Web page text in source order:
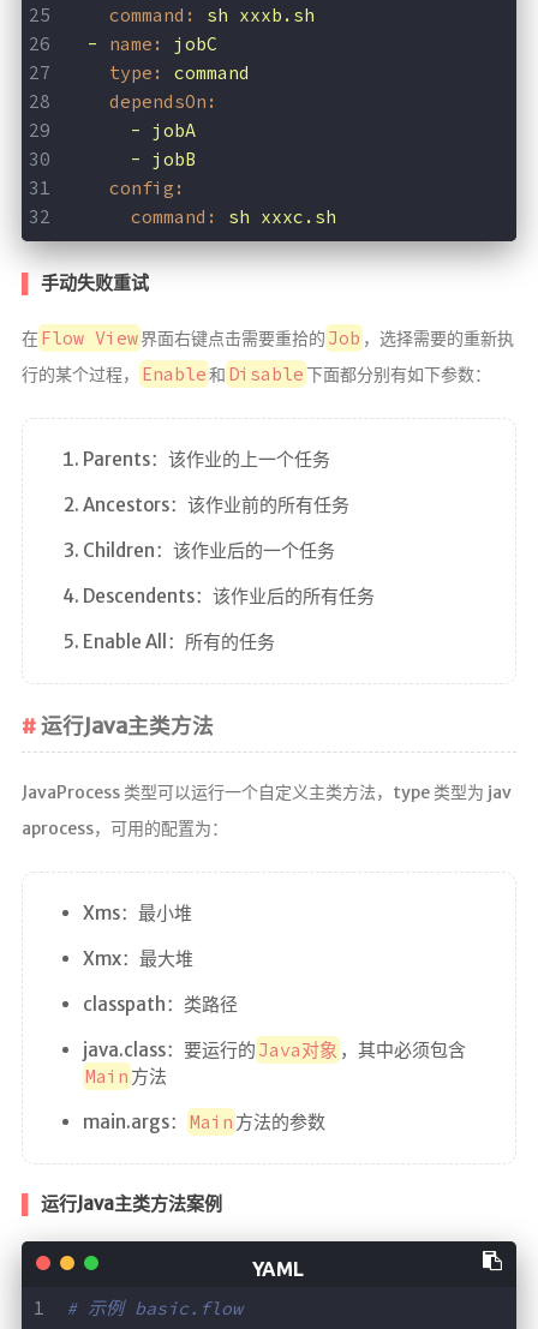
command:
sh xxxb.sh
-
name:
jobC
type:
command
dependsOn:
-
jobA
-
jobB
config:
command:
sh xxxc.sh
手动失败重试
在 Flow View界面右键点击需要重拾的 Job ，选择需要的重新执
行的某个过程，
Enable和 Disable下面都分别有如下参数：
Parents：该作业的上一个任务
Ancestors：该作业前的所有任务
Children：该作业后的一个任务
Descendents：该作业后的所有任务
Enable All：所有的任务
运行Java主类方法
JavaProcess 类型可以运行一个自定义主类方法，type 类型为 jav
aprocess，可用的配置为：
Xms：最小堆
Xmx：最大堆
classpath：类路径
java.class：要运行的 Java对象 ，其中必须包含
Main 方法
main.args：
Main 方法的参数
运行Java主类方法案例
# 示例 basic.flow